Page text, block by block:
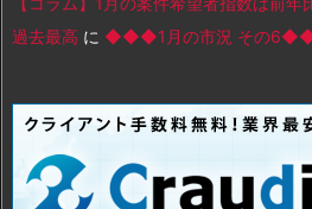
過去最高 に ◆◆◆1月の市況 その